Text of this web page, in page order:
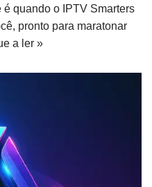
é quando o IPTV Smarters
pronto para maratonar
a ler »